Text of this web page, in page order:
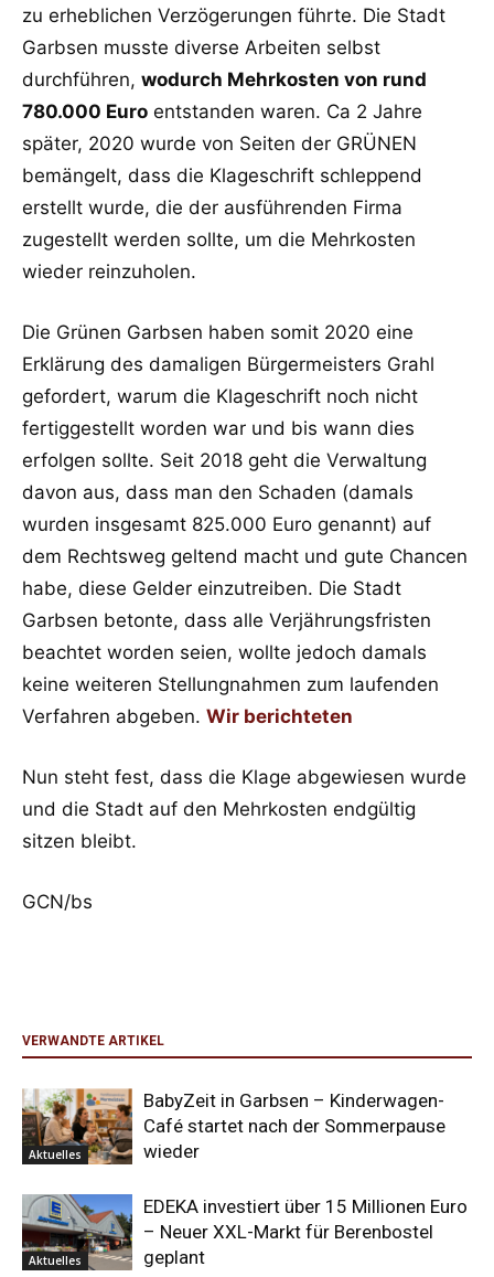
zu erheblichen Verzögerungen führte. Die Stadt
Garbsen musste diverse Arbeiten selbst
durchführen, wodurch Mehrkosten von rund
780.000 Euro entstanden waren. Ca 2 Jahre
später, 2020 wurde von Seiten der GRÜNEN
bemängelt, dass die Klageschrift schleppend
erstellt wurde, die der ausführenden Firma
zugestellt werden sollte, um die Mehrkosten
wieder reinzuholen.
Die Grünen Garbsen haben somit 2020 eine
Erklärung des damaligen Bürgermeisters Grahl
gefordert, warum die Klageschrift noch nicht
fertiggestellt worden war und bis wann dies
erfolgen sollte. Seit 2018 geht die Verwaltung
davon aus, dass man den Schaden (damals
wurden insgesamt 825.000 Euro genannt) auf
dem Rechtsweg geltend macht und gute Chancen
habe, diese Gelder einzutreiben. Die Stadt
Garbsen betonte, dass alle Verjährungsfristen
beachtet worden seien, wollte jedoch damals
keine weiteren Stellungnahmen zum laufenden
Verfahren abgeben. Wir berichteten
Nun steht fest, dass die Klage abgewiesen wurde
und die Stadt auf den Mehrkosten endgültig
sitzen bleibt.
GCN/bs
VERWANDTE ARTIKEL
Aktuelles
BabyZeit in Garbsen – Kinderwagen-
Café startet nach der Sommerpause
wieder
Aktuelles
EDEKA investiert über 15 Millionen Euro
– Neuer XXL-Markt für Berenbostel
geplant